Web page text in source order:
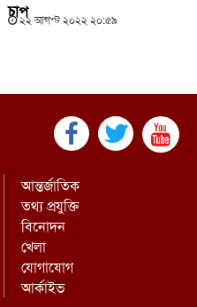
চাপ২২ আগস্ট ২০২২ ২০:৫৯
আন্তর্জাতিক
তথ্য প্রযুক্তি
বিনোদন
খেলা
যোগাযোগ
আর্কাইভ